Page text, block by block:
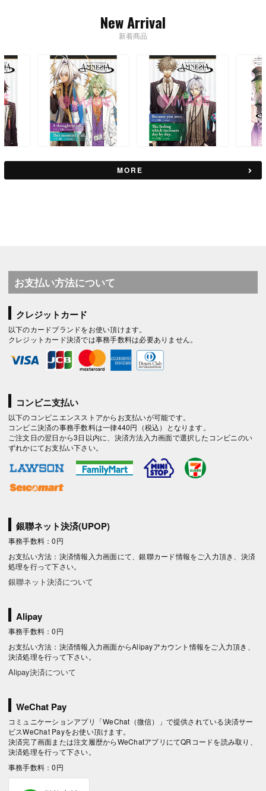
New Arrival
新着商品
MORE
お支払い方法について
クレジットカード
以下のカードブランドをお使い頂けます。
クレジットカード決済では事務手数料は必要ありません。
コンビニ支払い
以下のコンビニエンスストアからお支払いが可能です。
コンビニ決済の事務手数料は一律440円（税込）となります。
ご注文日の翌日から3日以内に、決済方法入力画面で選択したコンビニのい
ずれかにてお支払い下さい。
銀聯ネット決済(UPOP)
事務手数料：0円
お支払い方法：決済情報入力画面にて、銀聯カード情報をご入力頂き、決済
処理を行って下さい。
銀聯ネット決済について
Alipay
事務手数料：0円
お支払い方法：決済情報入力画面からAlipayアカウント情報をご入力頂き、
決済処理を行って下さい。
Alipay決済について
WeChat Pay
コミュニケーションアプリ「WeChat（微信）」で提供されている決済サー
ビスWeChat Payをお使い頂けます。
決済完了画面または注文履歴からWeChatアプリにてQRコードを読み取り、
決済処理を行って下さい。
事務手数料：0円